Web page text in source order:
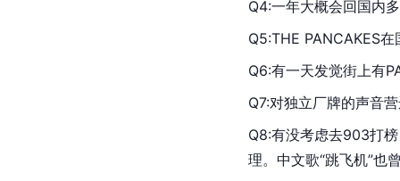
Q4:一年大概会回国内
Q5:THE PANCAKES
Q6:有一天发觉街上有
Q7:对独立厂牌的声音
Q8:有没考虑去903打
理。中文歌“跳飞机”也